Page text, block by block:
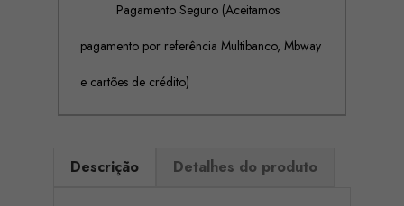
Pagamento Seguro (Aceitamos
pagamento por referência Multibanco, Mbway
e cartões de crédito)
Descrição Detalhes do produto